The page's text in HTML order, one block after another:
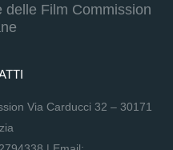
delle Film Commission
Via Carducci 32 – 30171